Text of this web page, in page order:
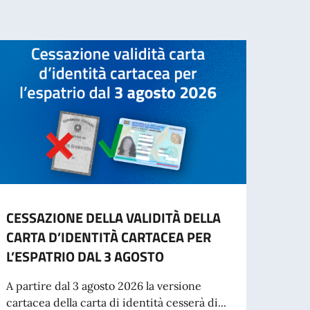
CESSAZIONE DELLA VALIDITÀ DELLA
CARTA D’IDENTITÀ CARTACEA PER
L’ESPATRIO DAL 3 AGOSTO
A partire dal 3 agosto 2026 la versione
cartacea della carta di identità cesserà di...